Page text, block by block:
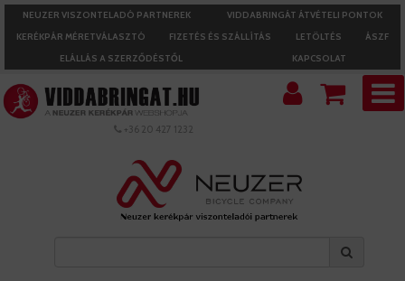
NEUZER VISZONTELADÓ PARTNEREK
VIDDABRINGÁT ÁTVÉTELI PONTOK
KERÉKPÁR MÉRETVÁLASZTÓ
FIZETÉS ÉS SZÁLLÍTÁS LETÖLTÉS
ÁSZF
ELÁLLÁS A SZERZŐDÉSTŐL
KAPCSOLAT
+36 20 427 1232